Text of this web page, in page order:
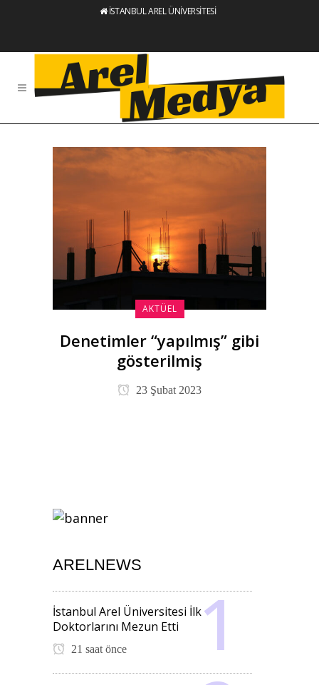
İSTANBUL AREL ÜNİVERSİTESİ
AKTÜEL
Denetimler “yapılmış” gibi
gösterilmiş
23 Şubat 2023
ARELNEWS
İstanbul Arel Üniversitesi İlk
Doktorlarını Mezun Etti
21 saat önce